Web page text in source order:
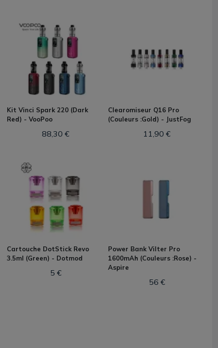
Kit Vinci Spark 220 (Dark
Red) - VooPoo
88,30 €
Clearomiseur Q16 Pro
(Couleurs :Gold) - JustFog
11,90 €
Cartouche DotStick Revo
3.5ml (Green) - Dotmod
5 €
Power Bank Vilter Pro
1600mAh (Couleurs :Rose) -
Aspire
56 €